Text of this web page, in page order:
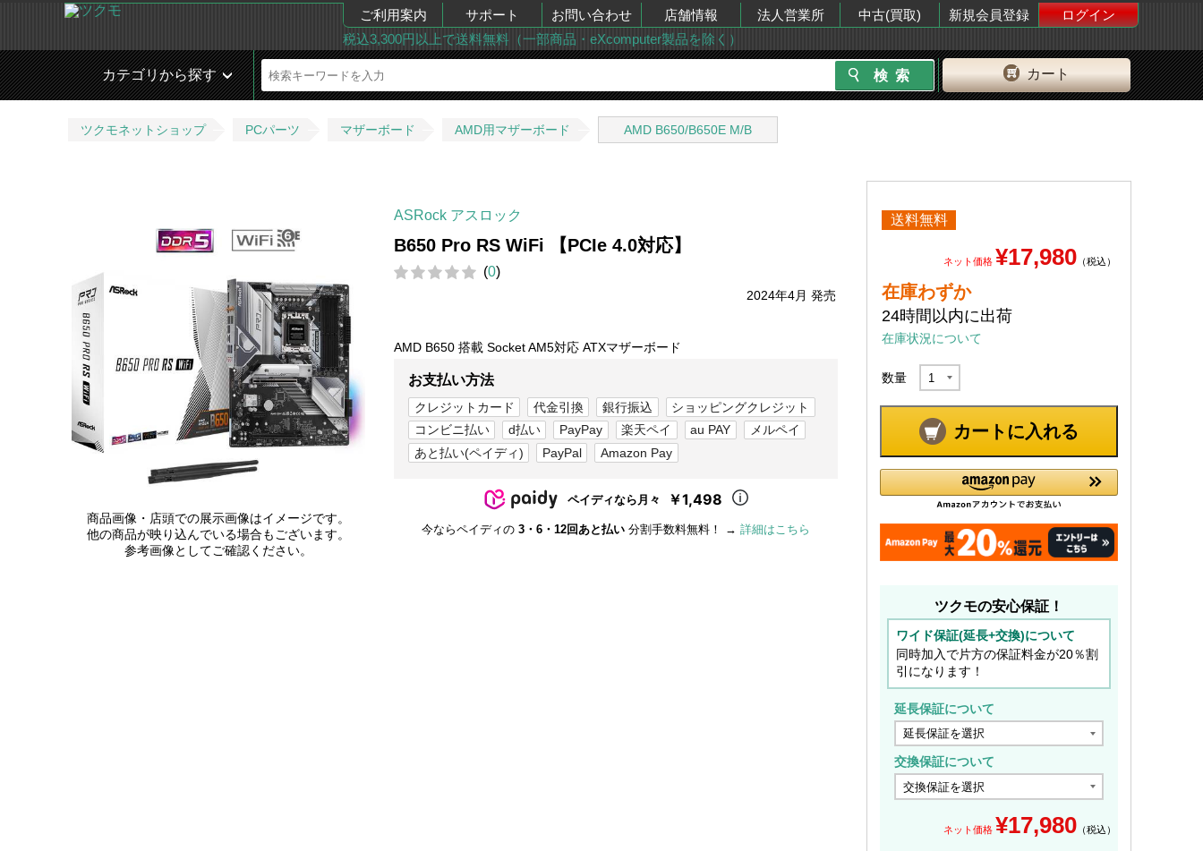
ご利用案内 サポート お問い合わせ 店舗情報 法人営業所 中古(買取) 新規会員登録
ログイン
税込3,300円以上で送料無料（一部商品・eXcomputer製品を除く）
カート
カテゴリから探す
ツクモネットショップ PCパーツ マザーボード AMD用マザーボード AMD B650/B650E M/B
商品画像・店頭での展示画像はイメージです。
他の商品が映り込んでいる場合もございます。
参考画像としてご確認ください。
ASRock アスロック
B650 Pro RS WiFi 【PCIe 4.0対応】
(0)
2024年4月 発売
AMD B650 搭載 Socket AM5対応 ATXマザーボード
お支払い方法
クレジットカード 代金引換 銀行振込
ショッピングクレジット
コンビニ払い
d払い PayPay 楽天ペイ au PAY
メルペイ
あと払い(ペイディ)
PayPal Amazon Pay
ペイディなら月々 ￥1,498
今ならペイディの 3・6・12回あと払い 分割手数料無料！ → 詳細はこちら
送料無料
ネット価格 ¥17,980 （税込）
在庫わずか
24時間以内に出荷
在庫状況について
数量
カートに入れる
ツクモの安心保証！
ワイド保証(延長+交換)について
同時加入で片方の保証料金が20％割
引になります！
延長保証について
交換保証について
ネット価格 ¥17,980 （税込）